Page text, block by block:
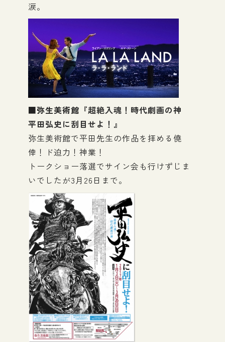
涙。
■弥生美術館『超絶入魂！時代劇画の神
平田弘史に刮目せよ！ 』
弥生美術館で平田先生の作品を拝める僥
倖！ド迫力！神業！
トークショー落選でサイン会も行けずじま
いでしたが3月26日まで。